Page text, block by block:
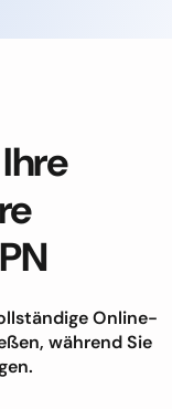
Online-
während Sie